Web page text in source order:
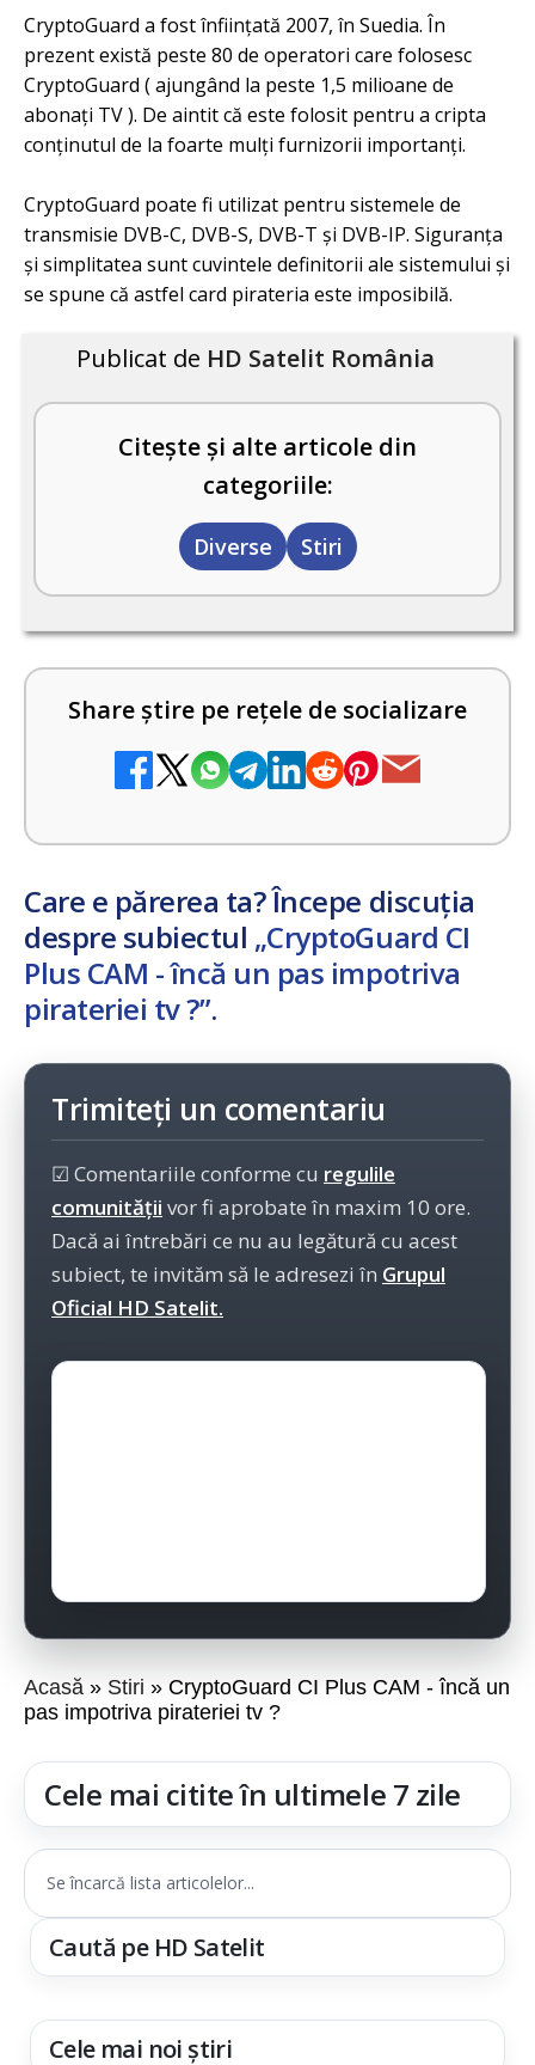
CryptoGuard a fost înfiinţată 2007, în Suedia. În
prezent există peste 80 de operatori care folosesc
CryptoGuard ( ajungând la peste 1,5 milioane de
abonaţi TV ). De aintit că este folosit pentru a cripta
conţinutul de la foarte mulţi furnizorii importanţi.
CryptoGuard poate fi utilizat pentru sistemele de
transmisie DVB-C, DVB-S, DVB-T şi DVB-IP. Siguranţa
şi simplitatea sunt cuvintele definitorii ale sistemului şi
se spune că astfel card pirateria este imposibilă.
Publicat de HD Satelit România
Citește și alte articole din
categoriile:
Diverse Stiri
Share știre pe rețele de socializare
Care e părerea ta? Începe discuția
despre subiectul „CryptoGuard CI
Plus CAM - încă un pas impotriva
pirateriei tv ?”.
Trimiteți un comentariu
☑ Comentariile conforme cu regulile
comunității vor fi aprobate în maxim 10 ore.
Dacă ai întrebări ce nu au legătură cu acest
subiect, te invităm să le adresezi în Grupul
Oficial HD Satelit.
Acasă Stiri
CryptoGuard CI Plus CAM - încă un
pas impotriva pirateriei tv ?
Cele mai citite în ultimele 7 zile
Se încarcă lista articolelor...
Caută pe HD Satelit
Cele mai noi știri